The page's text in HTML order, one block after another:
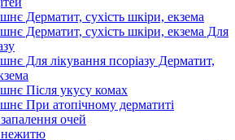
Дерматит, сухість шкіри, екзема
Дерматит, сухість шкіри, екзема Для
Для лікування псоріазу Дерматит,
Після укусу комах
При атопічному дерматиті
очей
нежитю